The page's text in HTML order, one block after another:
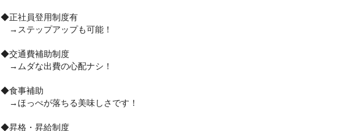
◆正社員登用制度有
→ステップアップも可能！
◆交通費補助制度
→ムダな出費の心配ナシ！
◆食事補助
→ほっぺが落ちる美味しさです！
◆昇格・昇給制度